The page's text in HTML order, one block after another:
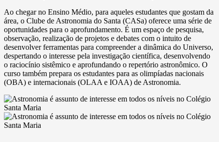
Ao chegar no Ensino Médio, para aqueles estudantes que gostam da
área, o Clube de Astronomia do Santa (CASa) oferece uma série de
oportunidades para o aprofundamento. É um espaço de pesquisa,
observação, realização de projetos e debates com o intuito de
desenvolver ferramentas para compreender a dinâmica do Universo,
despertando o interesse pela investigação científica, desenvolvendo
o raciocínio sistêmico e aprofundando o repertório astronômico. O
curso também prepara os estudantes para as olimpíadas nacionais
(OBA) e internacionais (OLAA e IOAA) de Astronomia.